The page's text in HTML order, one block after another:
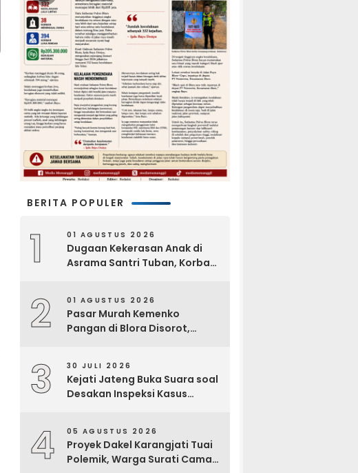
BERITA POPULER
1 01 AGUSTUS 2026
Dugaan Kekerasan Anak di
Asrama Santri Tuban, Korban
2 01 AGUSTUS 2026
Pasar Murah Kemenko
Pangan di Blora Disorot,
3 30 JULI 2026
Kejati Jateng Buka Suara soal
Desakan Inspeksi Kasus
4 05 AGUSTUS 2026
Proyek Dakel Karangjati Tuai
Polemik, Warga Surati Camat